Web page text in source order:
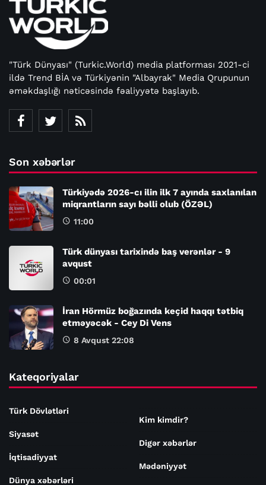
"Türk Dünyası" (Turkic.World) media platforması 2021-ci
ildə Trend BİA və Türkiyənin "Albayrak" Media Qrupunun
əməkdaşlığı nəticəsində fəaliyyətə başlayıb.
Son xəbərlər
Türkiyədə 2026-cı ilin ilk 7 ayında saxlanılan
miqrantların sayı bəlli olub (ÖZƏL)
11:00
Türk dünyası tarixində baş verənlər - 9
avqust
00:01
İran Hörmüz boğazında keçid haqqı tətbiq
etməyəcək - Cey Di Vens
8 Avqust 22:08
Kateqoriyalar
Türk Dövlətləri
Siyasət
İqtisadiyyat
Dünya xəbərləri
Kim kimdir?
Digər xəbərlər
Mədəniyyət